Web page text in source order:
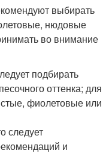
выбирать
нюдовые
во внимание
подбирать
оттенка; для
фиолетовые или
следует
и